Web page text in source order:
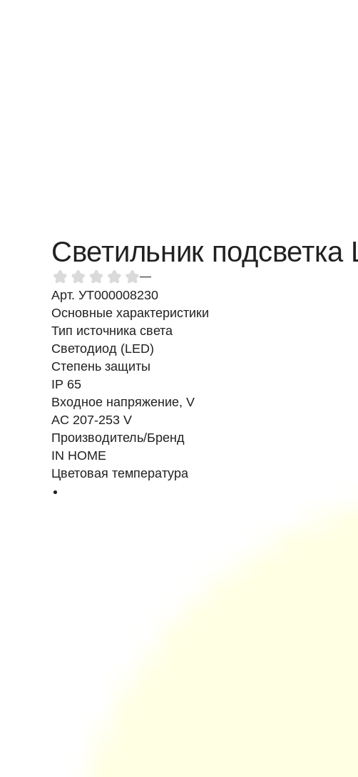
Светильник
—
Арт. УТ000008230
Основные характеристики
Тип источника света
Светодиод (LED)
Степень защиты
IP 65
Входное напряжение, V
AC 207-253 V
Производитель/Бренд
IN HOME
Цветовая температура